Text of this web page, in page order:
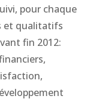
pour chaque
et qualitatifs
fin 2012: